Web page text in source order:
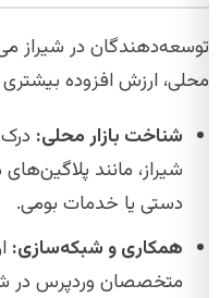
توسعه‌دهندگان در شیراز
محلی، ارزش افزوده بیشتری
شناخت بازار محلی:
شیراز، مانند
دستی یا خدمات بومی.
همکاری و شبکه‌سازی:
متخصصان وردپرس در